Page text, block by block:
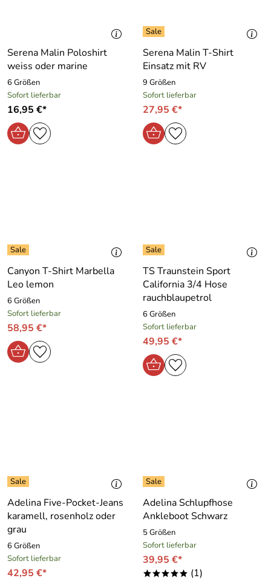
Serena Malin Poloshirt
weiss oder marine
6 Größen
Sofort lieferbar
16,95 €*
Serena Malin T-Shirt
Einsatz mit RV
9 Größen
Sofort lieferbar
27,95 €*
Canyon T-Shirt Marbella
Leo lemon
6 Größen
Sofort lieferbar
58,95 €*
TS Traunstein Sport
California 3/4 Hose
rauchblaupetrol
6 Größen
Sofort lieferbar
49,95 €*
Adelina Five-Pocket-Jeans
karamell, rosenholz oder
grau
6 Größen
Sofort lieferbar
42,95 €*
Adelina Schlupfhose
Ankleboot Schwarz
5 Größen
Sofort lieferbar
39,95 €*
***** (1)